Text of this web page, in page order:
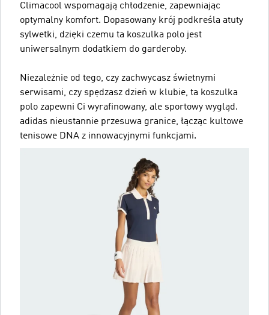
Climacool wspomagają chłodzenie, zapewniając
optymalny komfort. Dopasowany krój podkreśla atuty
sylwetki, dzięki czemu ta koszulka polo jest
uniwersalnym dodatkiem do garderoby.
Niezależnie od tego, czy zachwycasz świetnymi
serwisami, czy spędzasz dzień w klubie, ta koszulka
polo zapewni Ci wyrafinowany, ale sportowy wygląd.
adidas nieustannie przesuwa granice, łącząc kultowe
tenisowe DNA z innowacyjnymi funkcjami.